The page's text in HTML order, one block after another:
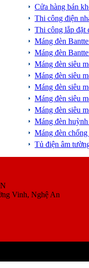
Cửa hàng bán
Thi công điện
Thi công lắp
Máng đèn
Máng đèn
Máng đèn siêu
Máng đèn siêu
Máng đèn siêu
Máng đèn siêu
Máng đèn siêu
Máng đèn
Máng đèn
Tủ điện âm
Vinh, Nghệ An